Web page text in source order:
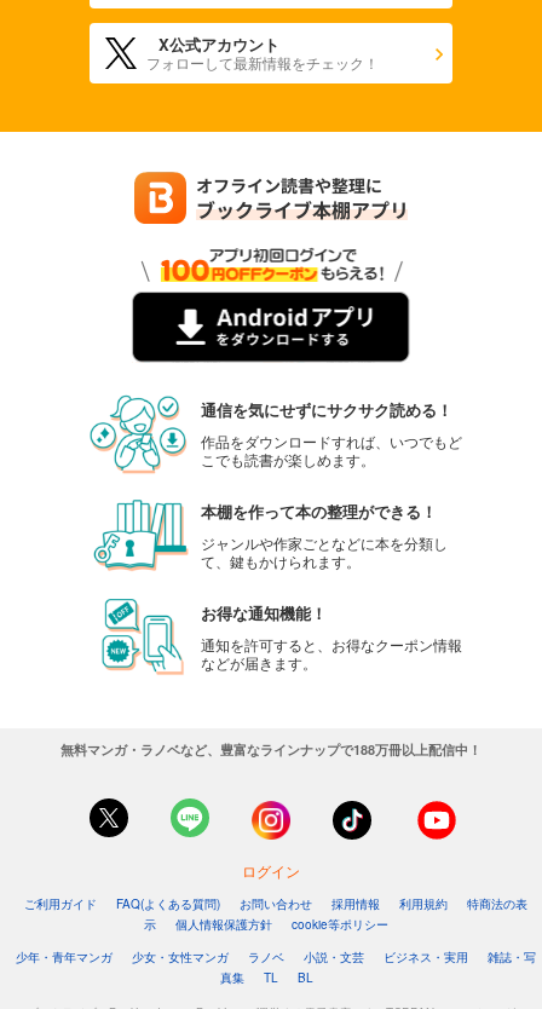
X公式アカウント
フォローして最新情報をチェック！
通信を気にせずにサクサク読める！
作品をダウンロードすれば、いつでもど
こでも読書が楽しめます。
本棚を作って本の整理ができる！
ジャンルや作家ごとなどに本を分類し
て、鍵もかけられます。
お得な通知機能！
通知を許可すると、お得なクーポン情報
などが届きます。
無料マンガ・ラノベなど、豊富なラインナップで188万冊以上配信中！
ログイン
ご利用ガイド FAQ(よくある質問) お問い合わせ 採用情報 利用規約
特商法の表
示
個人情報保護方針
cookie等ポリシー
少年・青年マンガ
少女・女性マンガ ラノベ 小説・文芸 ビジネス・実用
雑誌・写
真集
TL BL